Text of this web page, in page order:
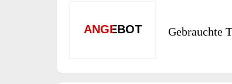
ANGEBOT Gebrauchte